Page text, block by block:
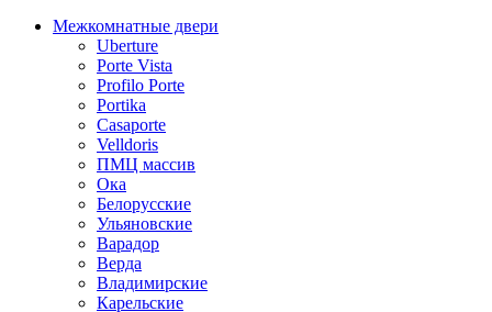
Межкомнатные двери
Uberture
Porte Vista
Profilo Porte
Portika
Casaporte
Velldoris
ПМЦ массив
Ока
Белорусские
Ульяновские
Варадор
Верда
Владимирские
Карельские